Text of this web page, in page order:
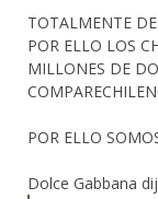
TOTALMENTE
POR ELLO LOS
MILLONES DE
POR ELLO
Dolce Gabbana